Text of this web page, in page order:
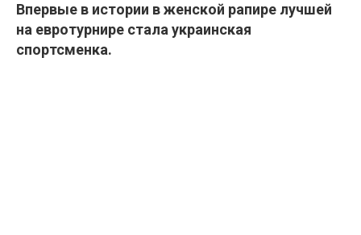
Впервые в истории в женской рапире лучшей
на евротурнире стала украинская
спортсменка.